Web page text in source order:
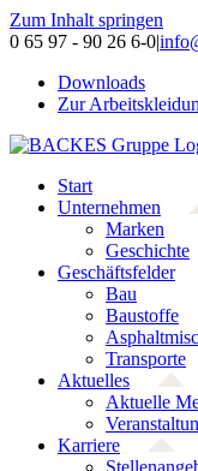
Zum Inhalt springen
0 65 97 - 90 26 6-0|
Downloads
Zur
Start
Unternehmen
Marken
Geschichte
Geschäftsfelder
Bau
Baustoffe
Transporte
Aktuelles
Aktuelle
Karriere